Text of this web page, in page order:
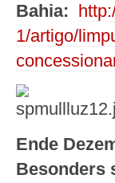
Bahia:
1/artigo/
Ende
Besonders